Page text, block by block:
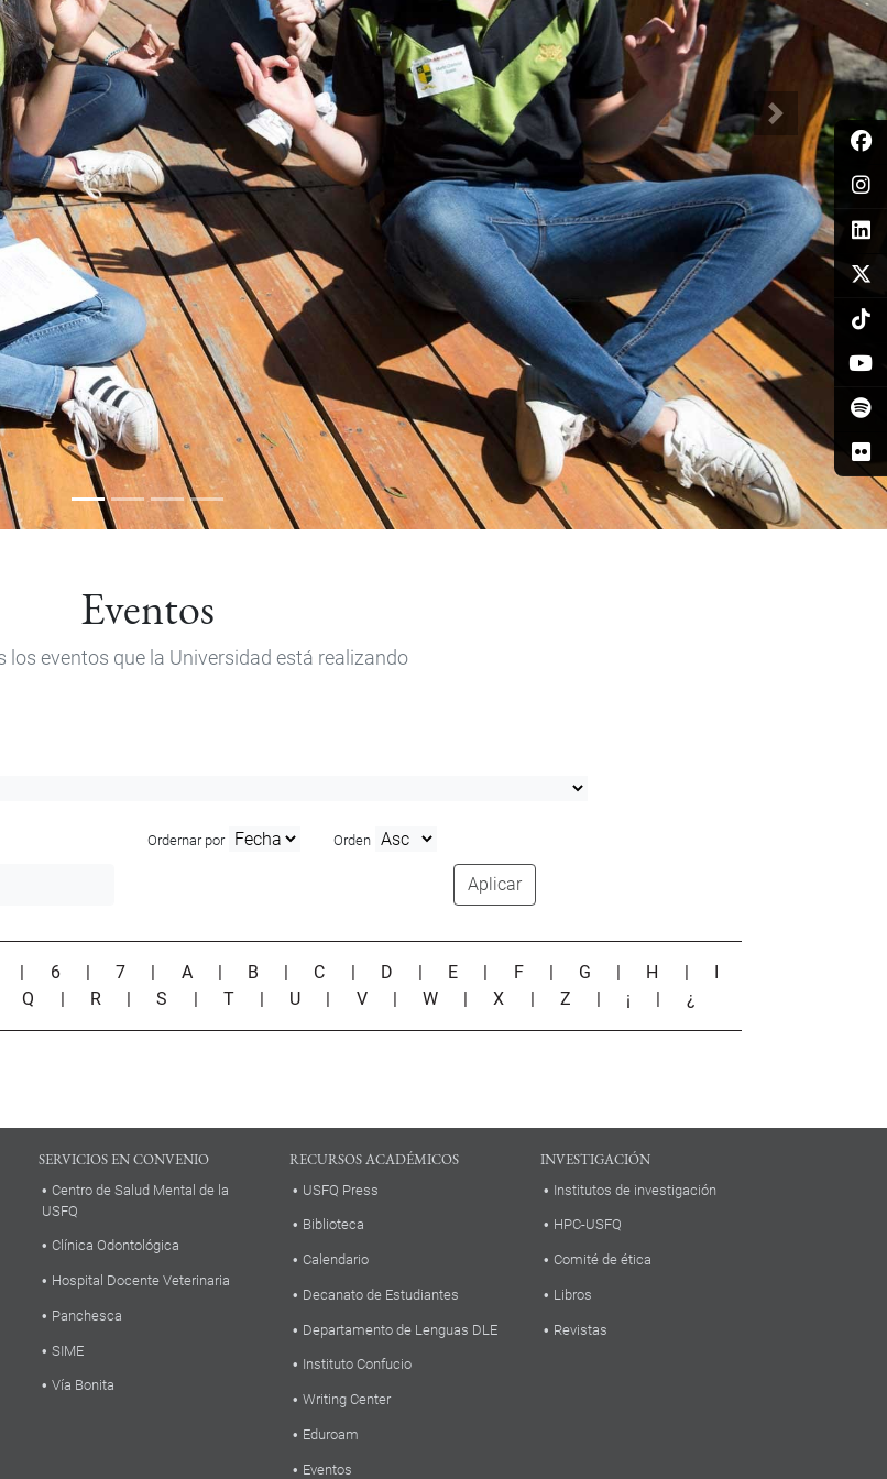
Siguiente
Eventos
los eventos que la Universidad está realizando
Ordernar por Orden
Aplicar
6 |7 A B C D E F G H
|Q R |S T U V W |X Z ¡ ¿
SERVICIOS EN CONVENIO
Centro de Salud Mental de la
USFQ
Clínica Odontológica
Hospital Docente Veterinaria
Panchesca
SIME
Vía Bonita
RECURSOS ACADÉMICOS
USFQ Press
Biblioteca
Calendario
Decanato de Estudiantes
Departamento de Lenguas DLE
Instituto Confucio
Writing Center
Eduroam
Eventos
INVESTIGACIÓN
Institutos de investigación
HPC-USFQ
Comité de ética
Libros
Revistas